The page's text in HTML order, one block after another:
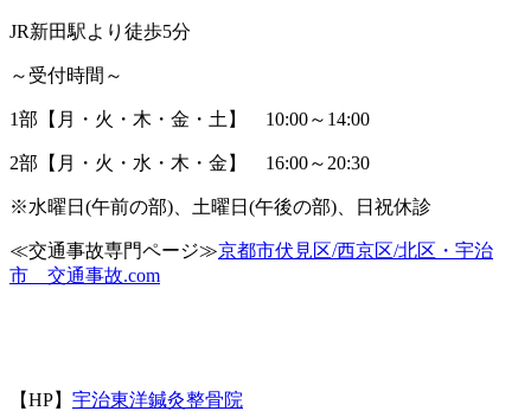
JR新田駅より徒歩5分
～受付時間～
1部【月・火・木・金・土】 10:00～14:00
2部【月・火・水・木・金】 16:00～20:30
※水曜日(午前の部)、土曜日(午後の部)、日祝休診
≪交通事故専門ページ≫京都市伏見区/西京区/北区・宇治
市 交通事故.com
【HP】 宇治東洋鍼灸整骨院